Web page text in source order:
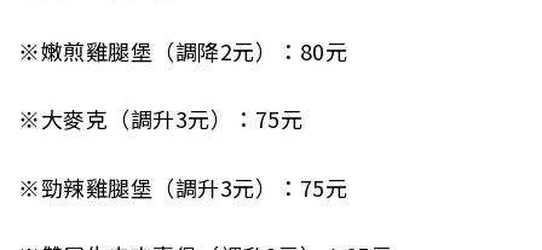
※嫩煎雞腿堡（調降2元）：80元
※大麥克（調升3元）：75元
※勁辣雞腿堡（調升3元）：75元